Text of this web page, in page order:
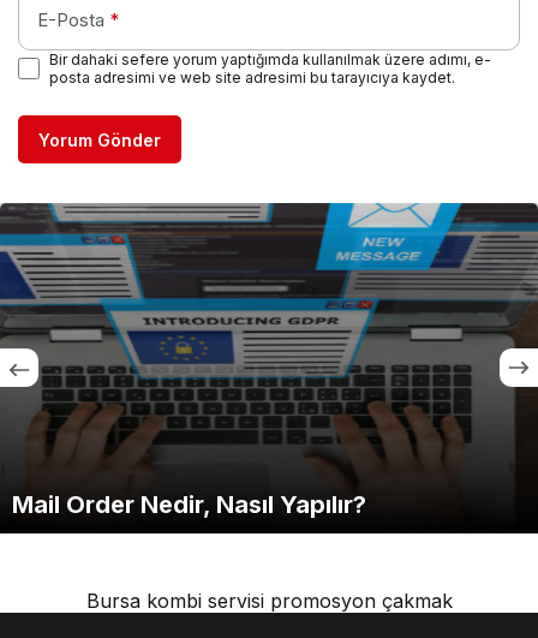
E-Posta *
Bir dahaki sefere yorum yaptığımda kullanılmak üzere adımı, e-
posta adresimi ve web site adresimi bu tarayıcıya kaydet.
Yorum Gönder
Nedir, Nasıl Yapılır?
Bursa kombi servisi promosyon çakmak